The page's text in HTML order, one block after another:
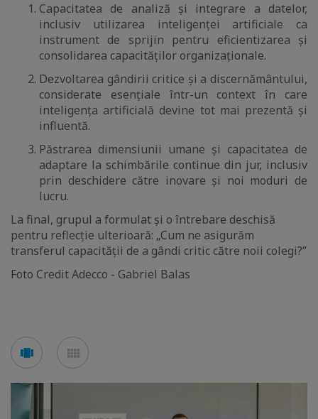
Capacitatea de analiză și integrare a datelor,
inclusiv utilizarea inteligenței artificiale ca
instrument de sprijin pentru eficientizarea și
consolidarea capacităților organizaționale.
Dezvoltarea gândirii critice și a discernământului,
considerate esențiale într-un context în care
inteligența artificială devine tot mai prezentă și
influentă.
Păstrarea dimensiunii umane și capacitatea de
adaptare la schimbările continue din jur, inclusiv
prin deschidere către inovare și noi moduri de
lucru.
La final, grupul a formulat și o întrebare deschisă
pentru reflecție ulterioară: „Cum ne asigurăm
transferul capacității de a gândi critic către noii colegi?”
Foto Credit Adecco - Gabriel Balas
See
carouselmosaic